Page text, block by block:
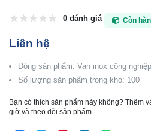
0 đánh giá Còn
Liên hệ
Dòng sản phẩm: Van inox công
Số lượng sản phẩm trong kho: 100
Bạn có thích sản phẩm này không? Thêm
giờ và theo dõi sản phẩm.